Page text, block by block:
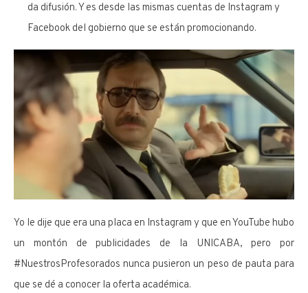
da difusión. Y es desde las mismas cuentas de Instagram y
Facebook del gobierno que se están promocionando.
Yo le dije que era una placa en Instagram y que en YouTube hubo
un montón de publicidades de la UNICABA, pero por
#NuestrosProfesorados nunca pusieron un peso de pauta para
que se dé a conocer la oferta académica.